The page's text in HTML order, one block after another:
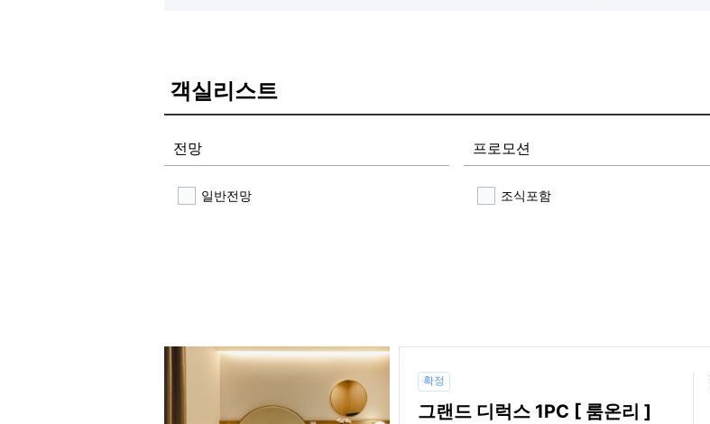
객실리스트
전망
일반전망
프로모션
조식포함
확정
그랜드 디럭스 1PC [ 룸온리 ]